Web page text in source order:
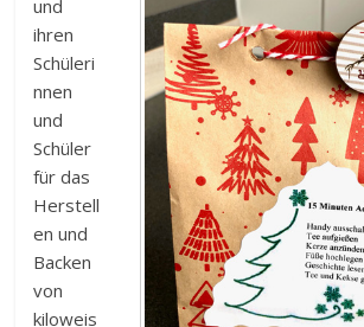
und
ihren
Schüleri
nnen
und
Schüler
für das
Herstell
en und
Backen
von
kiloweis